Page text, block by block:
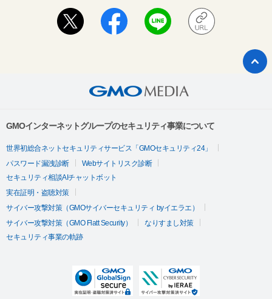
GMOインターネットグループのセキュリティ事業について
世界初総合ネットセキュリティサービス「GMOセキュリティ24」
パスワード漏洩診断
Webサイトリスク診断
セキュリティ相談AIチャットボット
実在証明・盗聴対策
サイバー攻撃対策（GMOサイバーセキュリティ byイエラエ）
サイバー攻撃対策（GMO Flatt Security）
なりすまし対策
セキュリティ事業の軌跡